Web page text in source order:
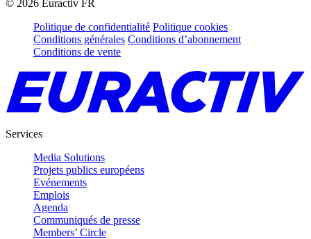
© 2026 Euractiv FR
Politique de confidentialité Politique cookies
Conditions générales Conditions d’abonnement
Conditions de vente
Services
Media Solutions
Projets publics européens
Evénements
Emplois
Agenda
Communiqués de presse
Members’ Circle